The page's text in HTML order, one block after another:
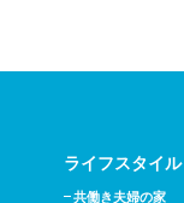
ライフスタイル
共働き夫婦の家